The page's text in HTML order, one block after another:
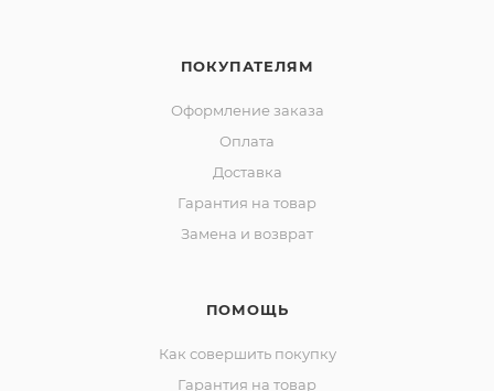
ПОКУПАТЕЛЯМ
Оформление заказа
Оплата
Доставка
Гарантия на товар
Замена и возврат
ПОМОЩЬ
Как совершить покупку
Гарантия на товар